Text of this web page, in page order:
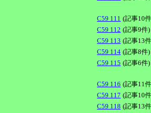
C59 111 (記事10
C59 112 (記事9件)
C59 113 (記事13
C59 114 (記事8件)
C59 115 (記事6件)
C59 116 (記事11
C59 117 (記事10
C59 118 (記事13